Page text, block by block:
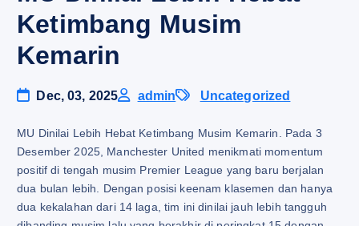
Ketimbang Musim
Kemarin
Dec, 03, 2025 admin Uncategorized
MU Dinilai Lebih Hebat Ketimbang Musim Kemarin. Pada 3
Desember 2025, Manchester United menikmati momentum
positif di tengah musim Premier League yang baru berjalan
dua bulan lebih. Dengan posisi keenam klasemen dan hanya
dua kekalahan dari 14 laga, tim ini dinilai jauh lebih tangguh